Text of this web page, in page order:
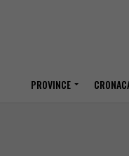
PROVINCE